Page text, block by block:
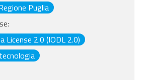
Puglia
License 2.0 (IODL 2.0)